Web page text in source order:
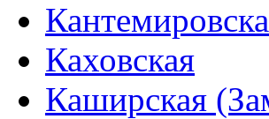
Каховская
Каширская